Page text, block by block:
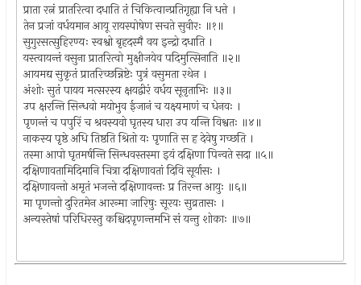
प्राता रत्नं प्रातरित्वा दधाति तं चिकित्वान्प्रतिगृह्या नि धत्ते ।
तेन प्रजां वर्धयमान आयू रायस्पोषेण सचते सुवीरः ॥१॥
सुगुरसत्सुहिरण्यः स्वश्वो बृहदस्मै वय इन्द्रो दधाति ।
यस्त्वायन्तं वसुना प्रातरित्वो मुक्षीजयेव पदिमुत्सिनाति ॥२॥
आयमद्य सुकृतं प्रातरिच्छन्निष्टेः पुत्रं वसुमता रथेन ।
अंशोः सुतं पायय मत्सरस्य क्षयद्वीरं वर्धय सूनृताभिः ॥३॥
उप क्षरन्ति सिन्धवो मयोभुव ईजानं च यक्ष्यमाणं च धेनवः ।
पृणन्तं च पपुरिं च श्रवस्यवो घृतस्य धारा उप यन्ति विश्वतः ॥४॥
नाकस्य पृष्ठे अधि तिष्ठति श्रितो यः पृणाति स ह देवेषु गच्छति ।
तस्मा आपो घृतमर्षन्ति सिन्धवस्तस्मा इयं दक्षिणा पिन्वते सदा ॥५॥
दक्षिणावतामिदिमानि चित्रा दक्षिणावतां दिवि सूर्यासः ।
दक्षिणावन्तो अमृतं भजन्ते दक्षिणावन्तः प्र तिरन्त आयुः ॥६॥
मा पृणन्तो दुरितमेन आरन्मा जारिषुः सूरयः सुव्रतासः ।
अन्यस्तेषां परिधिरस्तु कश्चिदपृणन्तमभि सं यन्तु शोकाः ॥७॥